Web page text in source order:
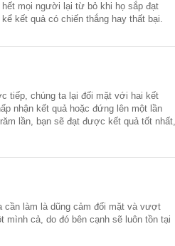
mọi người lại từ bỏ khi họ sắp đạt
kết quả có chiến thắng hay thất bại.
tiếp, chúng ta lại đối mặt với hai kết
nhận kết quả hoặc đứng lên một lần
lần, bạn sẽ đạt được kết quả tốt nhất,
làm là dũng cảm đối mặt và vượt
mình cả, do đó bên cạnh sẽ luôn tồn tại